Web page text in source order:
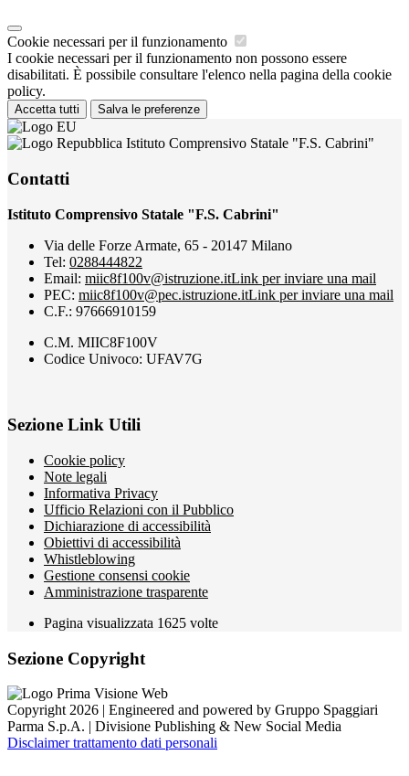
Cookie necessari per il funzionamento
I cookie necessari per il funzionamento non possono essere
disabilitati. È possibile consultare l'elenco nella pagina della cookie
policy.
Accetta tutti Salva le preferenze
Istituto Comprensivo Statale "F.S. Cabrini"
Contatti
Istituto Comprensivo Statale "F.S. Cabrini"
Via delle Forze Armate, 65 - 20147 Milano
Tel: 0288444822
Email: miic8f100v@istruzione.itLink per inviare una mail
PEC: miic8f100v@pec.istruzione.itLink per inviare una mail
C.F.: 97666910159
C.M. MIIC8F100V
Codice Univoco: UFAV7G
Sezione Link Utili
Cookie policy
Note legali
Informativa Privacy
Ufficio Relazioni con il Pubblico
Dichiarazione di accessibilità
Obiettivi di accessibilità
Whistleblowing
Gestione consensi cookie
Amministrazione trasparente
Pagina visualizzata 1625 volte
Sezione Copyright
Copyright 2026 | Engineered and powered by Gruppo Spaggiari
Parma S.p.A. | Divisione Publishing & New Social Media
Disclaimer trattamento dati personali